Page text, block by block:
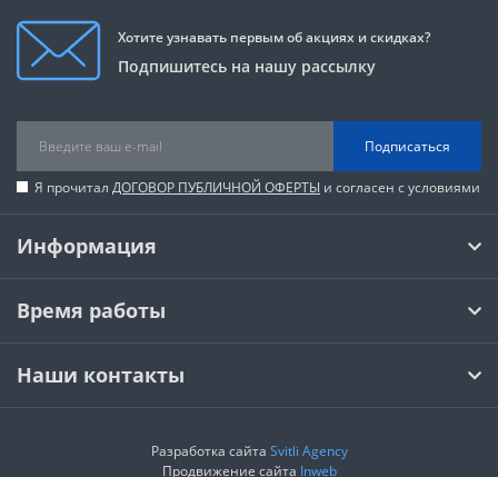
Хотите узнавать первым об акциях и скидках?
Подпишитесь на нашу рассылку
Подписаться
Я прочитал ДОГОВОР ПУБЛИЧНОЙ ОФЕРТЫ и согласен с условиями
Информация
Время работы
Наши контакты
Разработка сайта Svitli Agency
Продвижение сайта Inweb